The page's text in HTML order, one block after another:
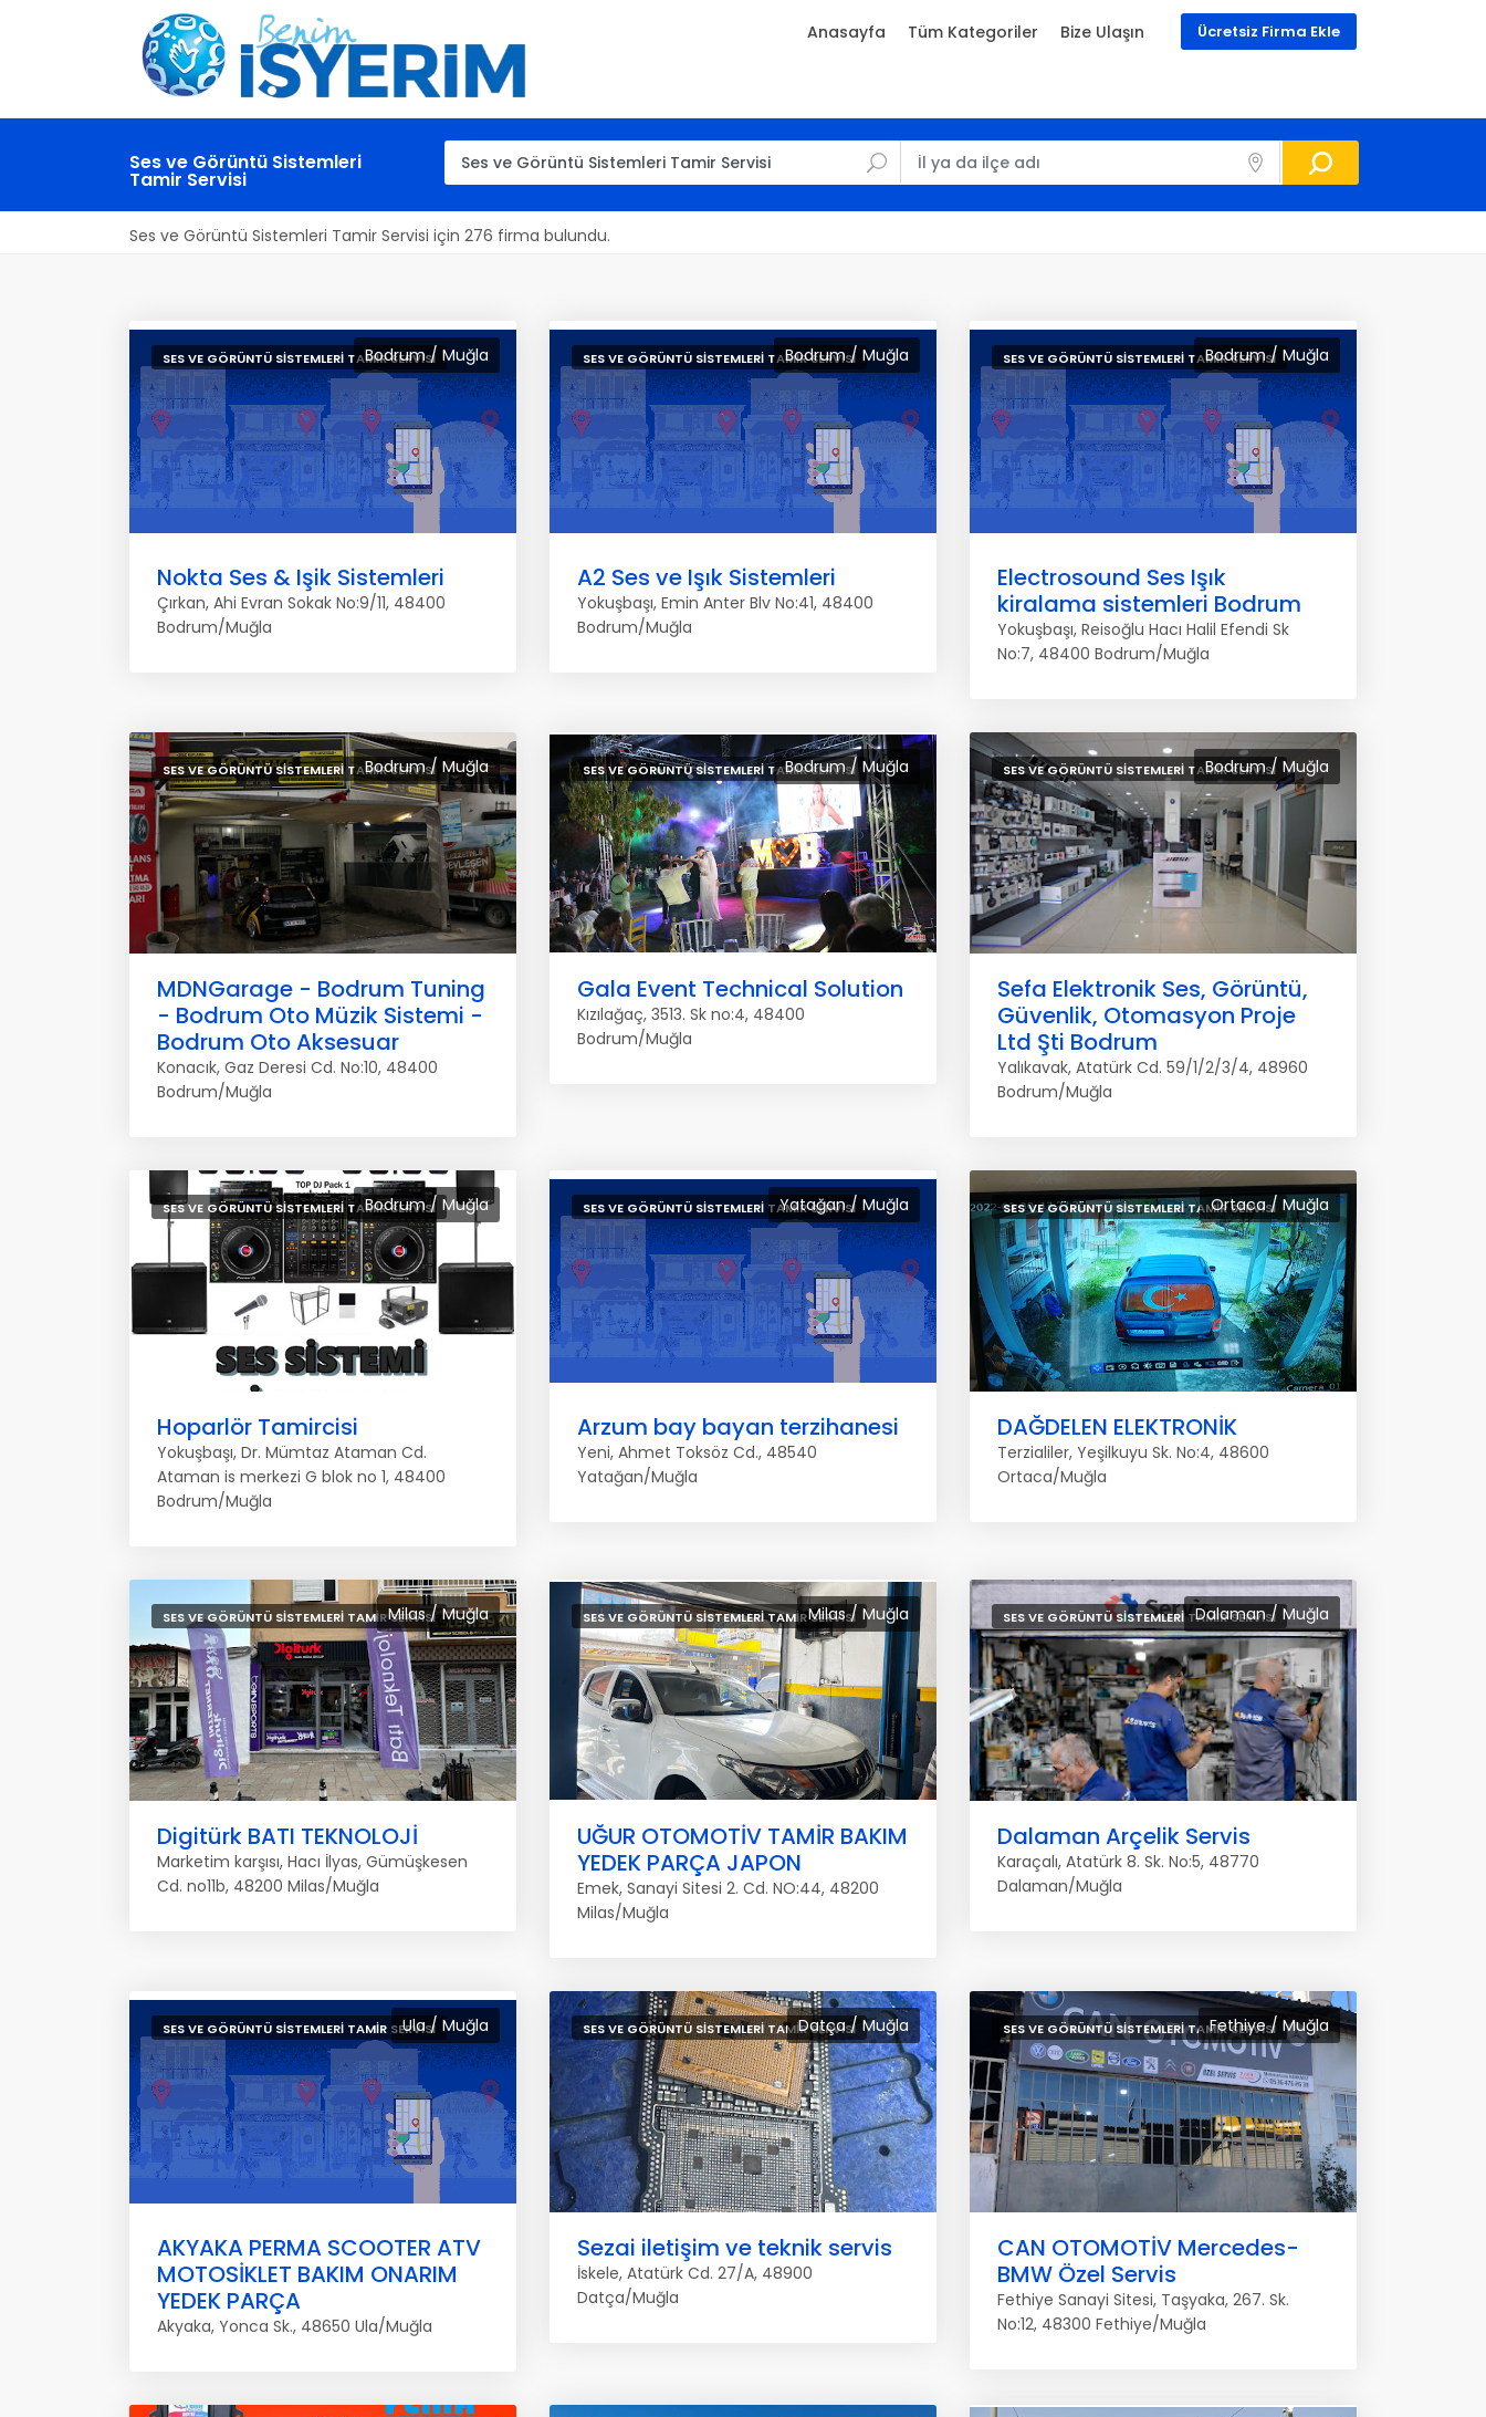
Ücretsiz Firma Ekle
Anasayfa Tüm Kategoriler Bize Ulaşın
Ses ve Görüntü Sistemleri
Tamir Servisi
Ses ve Görüntü Sistemleri Tamir Servisi için 276 firma bulundu.
Bodrum / Muğla
SES VE GÖRÜNTÜ SISTEMLERI TAMIR SERVISI
Nokta Ses & Işik Sistemleri
Çırkan, Ahi Evran Sokak No:9/11, 48400
Bodrum/Muğla
Bodrum / Muğla
SES VE GÖRÜNTÜ SISTEMLERI TAMIR SERVISI
A2 Ses ve Işık Sistemleri
Yokuşbaşı, Emin Anter Blv No:41, 48400
Bodrum/Muğla
Bodrum / Muğla
SES VE GÖRÜNTÜ SISTEMLERI TAMIR SERVISI
Electrosound Ses Işık
kiralama sistemleri Bodrum
Yokuşbaşı, Reisoğlu Hacı Halil Efendi Sk
No:7, 48400 Bodrum/Muğla
Bodrum / Muğla
SES VE GÖRÜNTÜ SISTEMLERI TAMIR SERVISI
MDNGarage - Bodrum Tuning
- Bodrum Oto Müzik Sistemi -
Bodrum Oto Aksesuar
Konacık, Gaz Deresi Cd. No:10, 48400
Bodrum/Muğla
Bodrum / Muğla
SES VE GÖRÜNTÜ SISTEMLERI TAMIR SERVISI
Gala Event Technical Solution
Kızılağaç, 3513. Sk no:4, 48400
Bodrum/Muğla
Bodrum / Muğla
SES VE GÖRÜNTÜ SISTEMLERI TAMIR SERVISI
Sefa Elektronik Ses, Görüntü,
Güvenlik, Otomasyon Proje
Ltd Şti Bodrum
Yalıkavak, Atatürk Cd. 59/1/2/3/4, 48960
Bodrum/Muğla
Bodrum / Muğla
SES VE GÖRÜNTÜ SISTEMLERI TAMIR SERVISI
Hoparlör Tamircisi
Yokuşbaşı, Dr. Mümtaz Ataman Cd.
Ataman is merkezi G blok no 1, 48400
Bodrum/Muğla
Yatağan / Muğla
SES VE GÖRÜNTÜ SISTEMLERI TAMIR SERVISI
Arzum bay bayan terzihanesi
Yeni, Ahmet Toksöz Cd., 48540
Yatağan/Muğla
Ortaca / Muğla
SES VE GÖRÜNTÜ SISTEMLERI TAMIR SERVISI
DAĞDELEN ELEKTRONİK
Terzialiler, Yeşilkuyu Sk. No:4, 48600
Ortaca/Muğla
Milas / Muğla
SES VE GÖRÜNTÜ SISTEMLERI TAMIR SERVISI
Digitürk BATI TEKNOLOJİ
Marketim karşısı, Hacı İlyas, Gümüşkesen
Cd. no11b, 48200 Milas/Muğla
Milas / Muğla
SES VE GÖRÜNTÜ SISTEMLERI TAMIR SERVISI
UĞUR OTOMOTİV TAMİR BAKIM
YEDEK PARÇA JAPON
Emek, Sanayi Sitesi 2. Cd. NO:44, 48200
Milas/Muğla
Dalaman / Muğla
SES VE GÖRÜNTÜ SISTEMLERI TAMIR SERVISI
Dalaman Arçelik Servis
Karaçalı, Atatürk 8. Sk. No:5, 48770
Dalaman/Muğla
Ula / Muğla
SES VE GÖRÜNTÜ SISTEMLERI TAMIR SERVISI
AKYAKA PERMA SCOOTER ATV
MOTOSİKLET BAKIM ONARIM
YEDEK PARÇA
Akyaka, Yonca Sk., 48650 Ula/Muğla
Datça / Muğla
SES VE GÖRÜNTÜ SISTEMLERI TAMIR SERVISI
Sezai iletişim ve teknik servis
İskele, Atatürk Cd. 27/A, 48900
Datça/Muğla
Fethiye / Muğla
SES VE GÖRÜNTÜ SISTEMLERI TAMIR SERVISI
CAN OTOMOTİV Mercedes-
BMW Özel Servis
Fethiye Sanayi Sitesi, Taşyaka, 267. Sk.
No:12, 48300 Fethiye/Muğla